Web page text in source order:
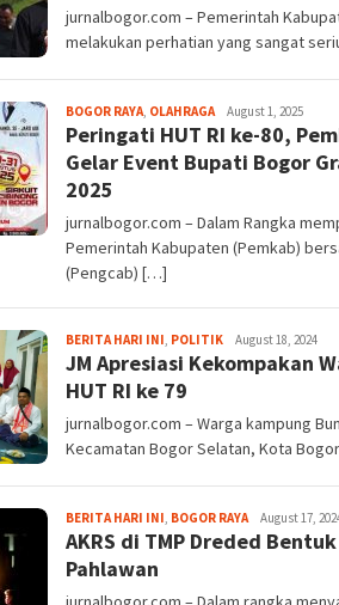
jurnalbogor.com – Pemerintah
melakukan perhatian yang sangat
BOGOR RAYA, OLAHRAGAAga
Alamanda
August 1, 2025
Peringati HUT RI ke-80,
Gelar Event Bupati Bogor
2025
jurnalbogor.com – Dalam Rangka
Pemerintah Kabupaten (Pemkab)
(Pengcab) […]
BERITA HARI INI, POLITIKFredy
Kristianto
August 18, 2024
JM Apresiasi Kekompakan
HUT RI ke 79
jurnalbogor.com – Warga kampung
Kecamatan Bogor Selatan, Kota
BERITA HARI INI, BOGOR RAYAFredy
Kristianto
August 17,
AKRS di TMP Dreded
Pahlawan